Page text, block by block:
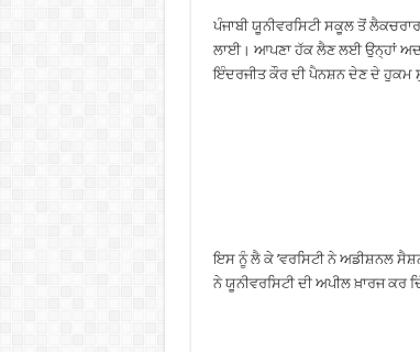
ਪੰਜਾਬੀ ਯੂਨੀਵਰਸਿਟੀ ਸਕੂਲ ਤੋਂ
ਲਾਈ। ਆਪਣਾ ਹੱਕ ਲੈਣ ਲਈ ਉਨ੍ਹਾਂ
ਇੰਦਰਜੀਤ ਕੌਰ ਦੀ ਪੈਨਸ਼ਨ ਦੇਣ ਦੇ ਹੁਕਮ
ਇਸ ਨੂੰ ਲੈ ਕੇ ’ਵਰਸਿਟੀ ਨੇ ਅਡੀਸ਼ਨਲ
ਨੇ ਯੂਨੀਵਰਸਿਟੀ ਦੀ ਅਪੀਲ ਖ਼ਾਰਜ ਕਰ